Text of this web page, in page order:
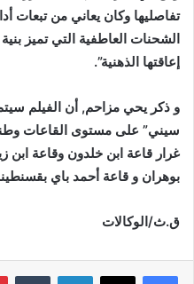
تفاصليها وكان يعاني من تبعات
الشحنات العاطفية التي تميز
إعاقتها الذهنية”.
و ذكر يحي مزاحم, أن الفيلم
غرار قاعة ابن خلدون وقاعة ابن
بوهران و قاعة أحمد باي
ق.ث/الوكالات
لينكدإن